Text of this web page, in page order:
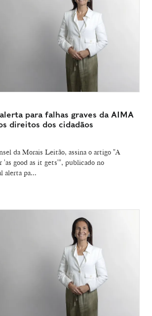
para falhas graves da AIMA
direitos dos cidadãos
da Morais Leitão, assina o artigo "A
'as good as it gets'", publicado no
alerta pa...